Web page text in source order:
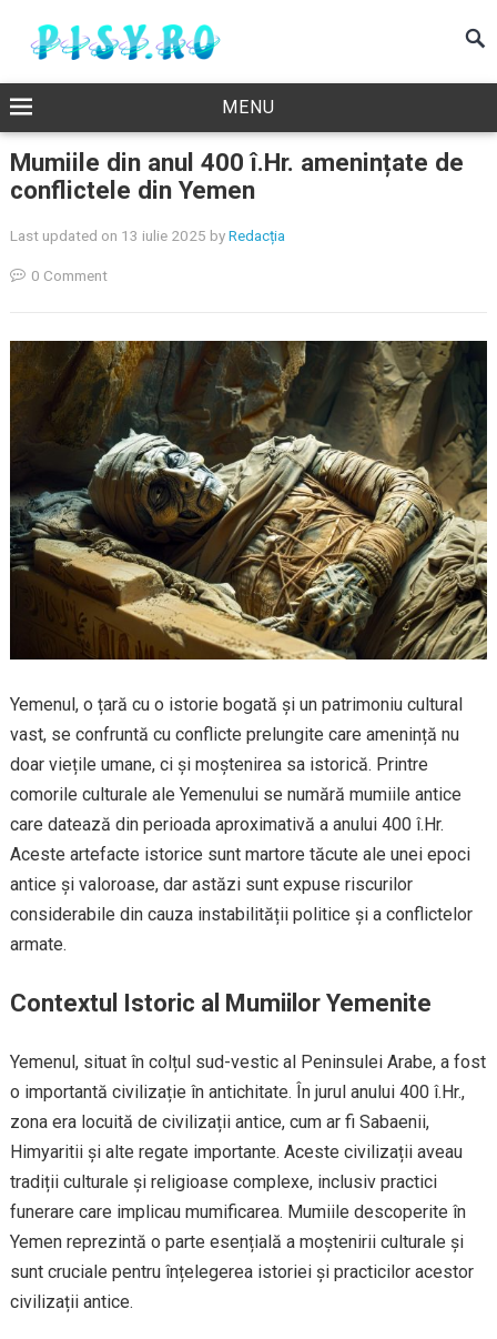
MENU
Mumiile din anul 400 î.Hr. amenințate de
conflictele din Yemen
Last updated on 13 iulie 2025 byRedacția
0 Comment
Yemenul, o țară cu o istorie bogată și un patrimoniu cultural
vast, se confruntă cu conflicte prelungite care amenință nu
doar viețile umane, ci și moștenirea sa istorică. Printre
comorile culturale ale Yemenului se numără mumiile antice
care datează din perioada aproximativă a anului 400 î.Hr.
Aceste artefacte istorice sunt martore tăcute ale unei epoci
antice și valoroase, dar astăzi sunt expuse riscurilor
considerabile din cauza instabilității politice și a conflictelor
armate.
Contextul Istoric al Mumiilor Yemenite
Yemenul, situat în colțul sud-vestic al Peninsulei Arabe, a fost
o importantă civilizație în antichitate. În jurul anului 400 î.Hr.,
zona era locuită de civilizații antice, cum ar fi Sabaenii,
Himyaritii și alte regate importante. Aceste civilizații aveau
tradiții culturale și religioase complexe, inclusiv practici
funerare care implicau mumificarea. Mumiile descoperite în
Yemen reprezintă o parte esențială a moștenirii culturale și
sunt cruciale pentru înțelegerea istoriei și practicilor acestor
civilizații antice.